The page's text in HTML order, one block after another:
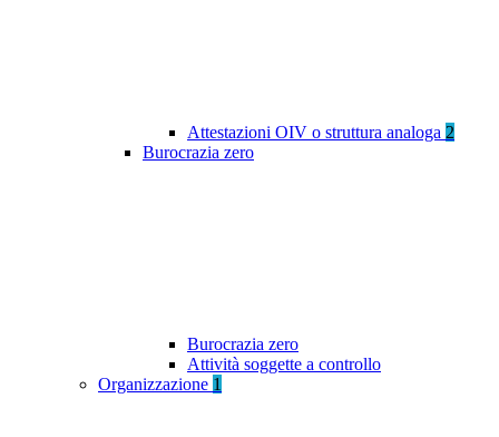
Attestazioni OIV o struttura analoga 2
Burocrazia zero
Burocrazia zero
Attività soggette a controllo
Organizzazione 1